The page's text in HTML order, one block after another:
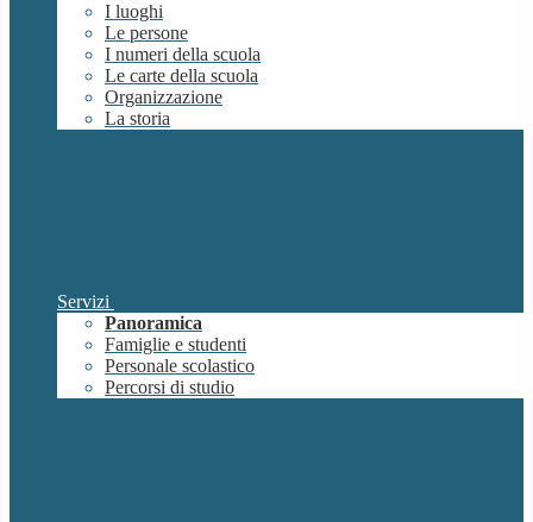
I luoghi
Le persone
I numeri della scuola
Le carte della scuola
Organizzazione
La storia
Servizi
Panoramica
Famiglie e studenti
Personale scolastico
Percorsi di studio